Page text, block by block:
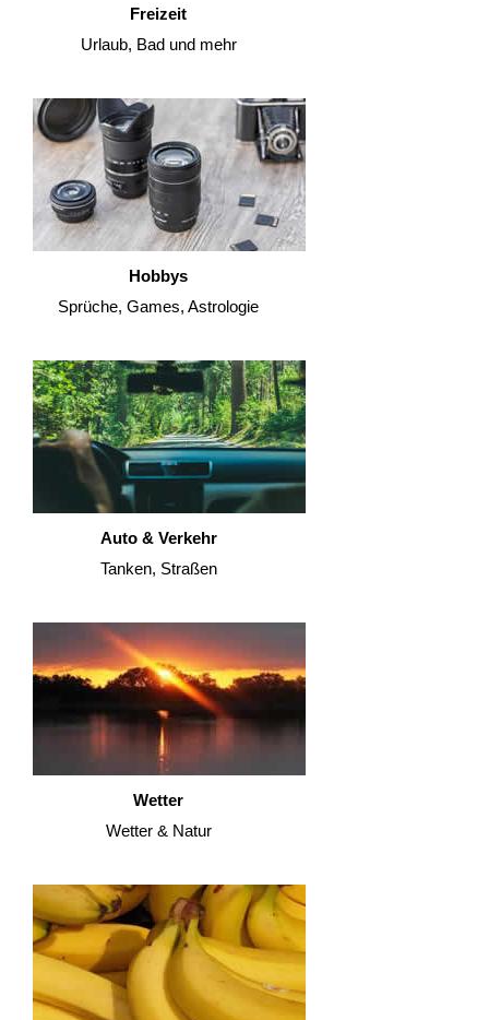
Freizeit
Urlaub, Bad und mehr
Hobbys
Sprüche, Games, Astrologie
Auto & Verkehr
Tanken, Straßen
Wetter
Wetter & Natur